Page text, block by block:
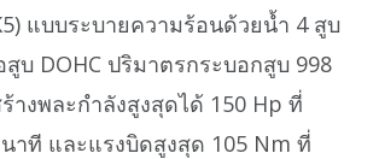
แบบระบายความร้อนด้วยน้ำ 4 สูบ
สูบ DOHC ปริมาตรกระบอกสูบ 998
างพละกำลังสูงสุดได้ 150 Hp ที่
าที และแรงบิดสูงสุด 105 Nm ที่